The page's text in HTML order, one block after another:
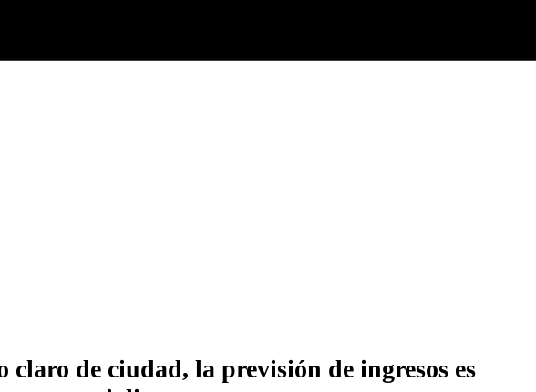
de ciudad, la previsión de ingresos es